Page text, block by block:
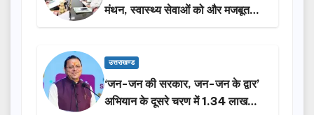
मंथन, स्वास्थ्य सेवाओं को और मजबूत
करेगी सरकार: मुख्यमंत्री धामी…
उत्तराखण्ड
‘जन-जन की सरकार, जन-जन के द्वार’
अभियान के दूसरे चरण में 1.34 लाख